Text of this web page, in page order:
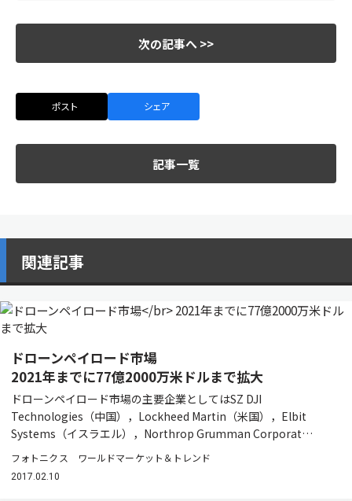
次の記事へ >>
ポスト シェア
記事一覧
関連記事
ドローンペイロード市場
2021年までに77億2000万米ドルまで拡大
ドローンペイロード市場の主要企業としてはSZ DJI
Technologies（中国），Lockheed Martin（米国），Elbit
Systems（イスラエル），Northrop Grumman Corporat…
フォトニクス ワールドマーケット＆トレンド
2017.02.10